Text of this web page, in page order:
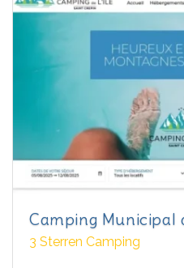
Camping Municipal
3 Sterren Camping